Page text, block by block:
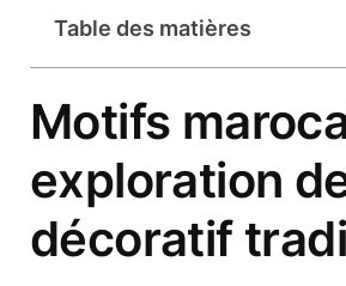
Table des matières
Motifs
exploration
décoratif